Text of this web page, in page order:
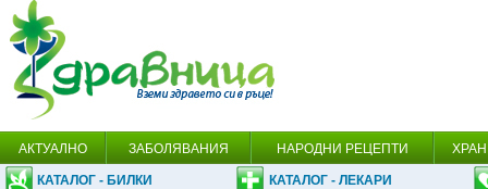
АКТУАЛНО ЗАБОЛЯВАНИЯ НАРОДНИ РЕЦЕПТИ
КАТАЛОГ - БИЛКИ КАТАЛОГ - ЛЕКАРИ